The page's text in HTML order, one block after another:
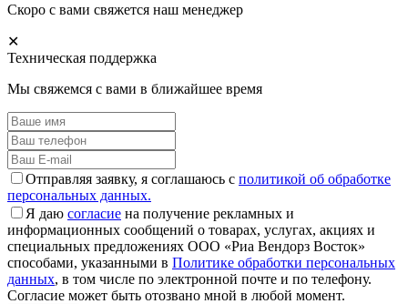
Скоро с вами свяжется наш менеджер
✕
Техническая поддержка
Мы свяжемся с вами в ближайшее время
Отправляя заявку, я соглашаюсь с политикой об обработке
персональных данных.
Я даю согласие на получение рекламных и
информационных сообщений о товарах, услугах, акциях и
специальных предложениях ООО «Риа Вендорз Восток»
способами, указанными в Политике обработки персональных
данных, в том числе по электронной почте и по телефону.
Согласие может быть отозвано мной в любой момент.